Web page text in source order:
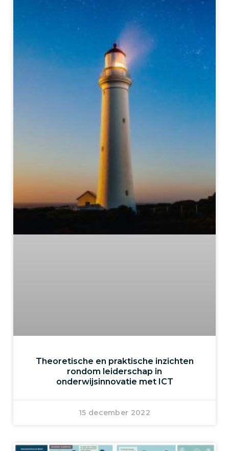
Theoretische en praktische inzichten
rondom leiderschap in
onderwijsinnovatie met ICT
15 december 2022